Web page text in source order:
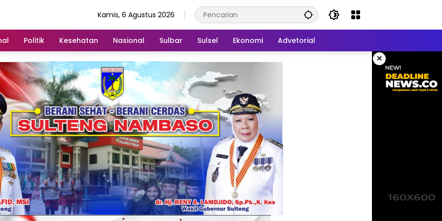
Kamis, 6 Agustus 2026
Politik Kesehatan Nasional Sulbar Sulsel Ekonomi Advetorial
×